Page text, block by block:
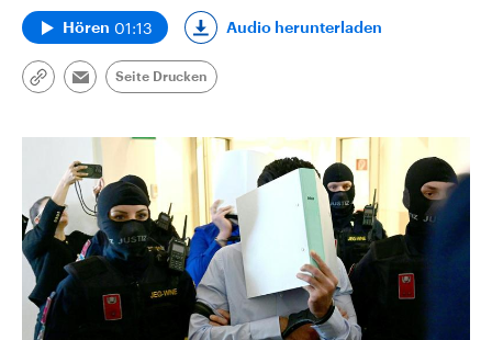
Hören 01:13 Audio herunterladen
Link
Email
Seite Drucken